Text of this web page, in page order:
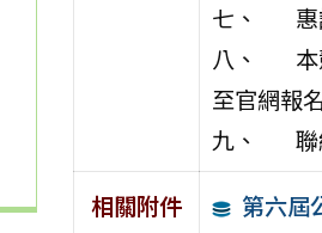
七、 惠
八、 本
至官網報
九、 聯
相關附件
第六屆